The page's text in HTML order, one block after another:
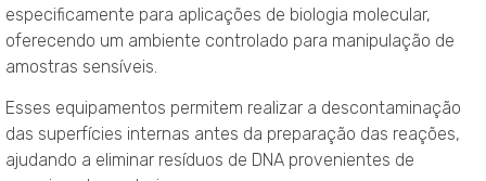
especificamente para aplicações de biologia molecular,
oferecendo um ambiente controlado para manipulação de
amostras sensíveis.
Esses equipamentos permitem realizar a descontaminação
das superfícies internas antes da preparação das reações,
ajudando a eliminar resíduos de DNA provenientes de